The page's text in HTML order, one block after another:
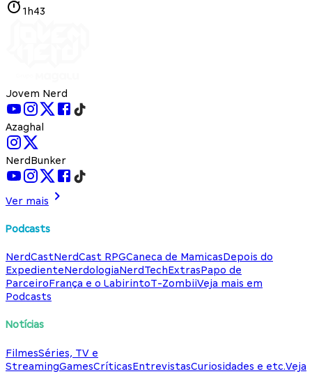
1h43
Jovem Nerd
Azaghal
NerdBunker
Ver mais
Podcasts
NerdCastNerdCast RPGCaneca de MamicasDepois do
ExpedienteNerdologiaNerdTechExtrasPapo de
ParceiroFrança e o LabirintoT-ZombiiVeja mais em
Podcasts
Notícias
FilmesSéries, TV e
StreamingGamesCríticasEntrevistasCuriosidades e etc.Veja